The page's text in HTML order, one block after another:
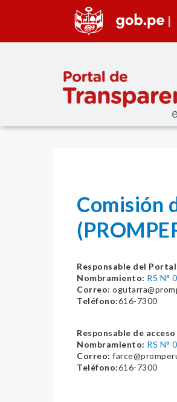
Comisión
Responsable del
Nombramiento: RS N°
Correo:
Teléfono:616-7300
Responsable de
Nombramiento: RS N°
Correo:
Teléfono:616-7300